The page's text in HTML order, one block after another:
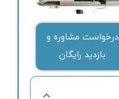
درخواست مشاوره و
بازدید رایگان